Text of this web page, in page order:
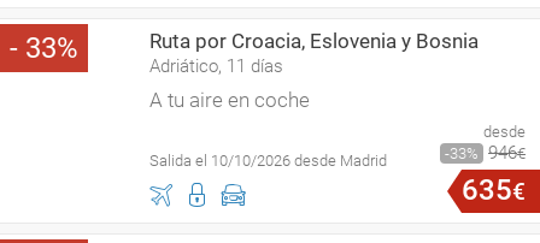
33 Ruta por Croacia, Eslovenia y Bosnia
Adriático, 11 días
A tu aire en coche
Salida el 10/10/2026 desde Madrid
desde
33
946€
635€